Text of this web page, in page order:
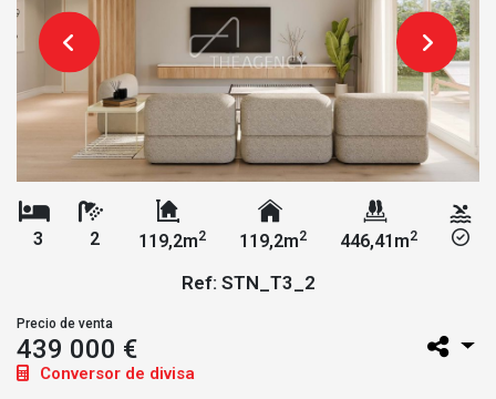
3 2 119,2m2 119,2m2 446,41m2
Ref: STN_T3_2
Precio de venta
439 000 €
Conversor de divisa